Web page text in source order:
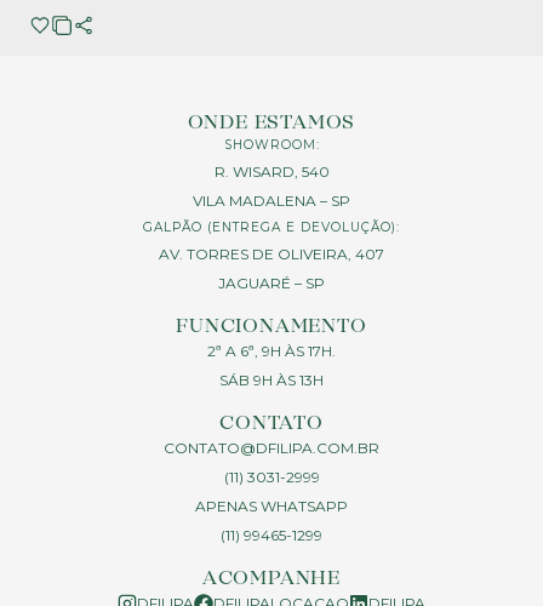
ONDE ESTAMOS
SHOWROOM:
R. WISARD, 540
VILA MADALENA – SP
GALPÃO (ENTREGA E DEVOLUÇÃO):
AV. TORRES DE OLIVEIRA, 407
JAGUARÉ – SP
FUNCIONAMENTO
2ª A 6ª, 9H ÀS 17H.
SÁB 9H ÀS 13H
CONTATO
CONTATO@DFILIPA.COM.BR
(11) 3031-2999
APENAS WHATSAPP
(11) 99465-1299
ACOMPANHE